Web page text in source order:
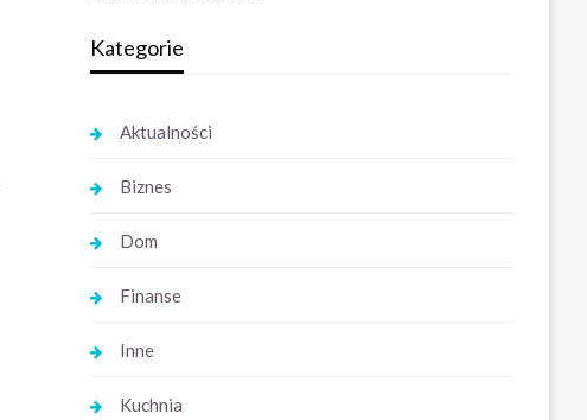
Kategorie
Aktualności
Biznes
Dom
Finanse
Inne
Kuchnia